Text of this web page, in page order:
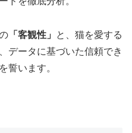
「客観性」
と、猫を愛する
データに基づいた信頼でき
誓います。